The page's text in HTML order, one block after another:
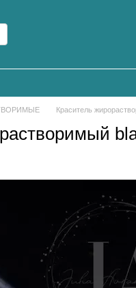
Краситель